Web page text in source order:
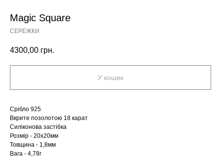
Magic Square
СЕРЕЖКИ
4300,00 грн.
У кошик
Срібло 925
Вкрите позолотою 18 карат
Силіконова застібка
Розмір - 20х20мм
Товщина - 1,8мм
Вага - 4,78г